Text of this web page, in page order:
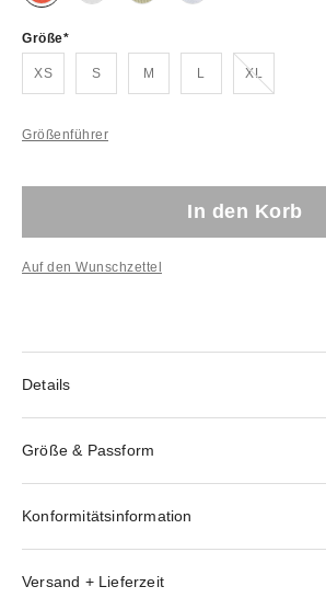
Größe
XS S M L XLAusverkauft!
Größenführer
In den Korb
Auf den Wunschzettel
Details
Größe & Passform
Konformitätsinformation
Versand + Lieferzeit